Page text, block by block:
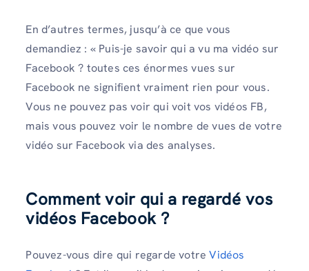
En d’autres termes, jusqu’à ce que vous
demandiez : « Puis-je savoir qui a vu ma vidéo sur
Facebook ? toutes ces énormes vues sur
Facebook ne signifient vraiment rien pour vous.
Vous ne pouvez pas voir qui voit vos vidéos FB,
mais vous pouvez voir le nombre de vues de votre
vidéo sur Facebook via des analyses.
Comment voir qui a regardé vos
vidéos Facebook ?
Pouvez-vous dire qui regarde votreVidéos